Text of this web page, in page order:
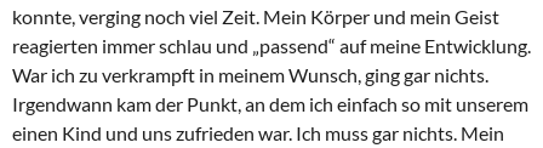
konnte, verging noch viel Zeit. Mein Körper und mein Geist
reagierten immer schlau und „passend“ auf meine Entwicklung.
War ich zu verkrampft in meinem Wunsch, ging gar nichts.
Irgendwann kam der Punkt, an dem ich einfach so mit unserem
einen Kind und uns zufrieden war. Ich muss gar nichts. Mein